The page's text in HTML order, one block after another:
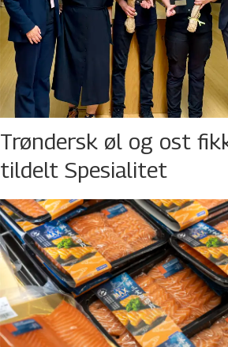
Trøndersk øl og ost
tildelt Spesialitet